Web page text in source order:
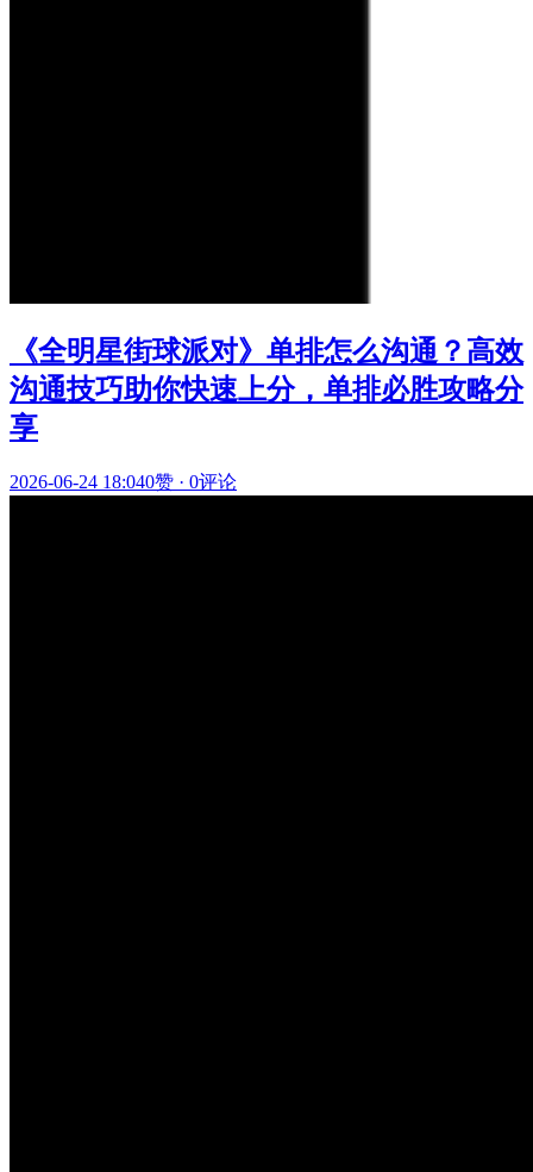
《全明星街球派对》单排怎么沟通？高效
沟通技巧助你快速上分，单排必胜攻略分
享
2026-06-24 18:040赞 · 0评论